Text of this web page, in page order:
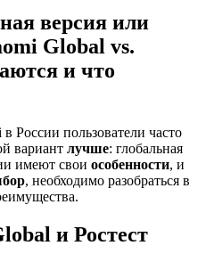
версия или
Global vs.
и что
России пользователи часто
вариант лучше: глобальная
имеют свои особенности, и
, необходимо разобраться в
и Ростест